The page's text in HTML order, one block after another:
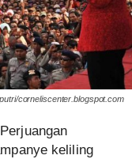
corneliscenter.blogspot.com
keliling